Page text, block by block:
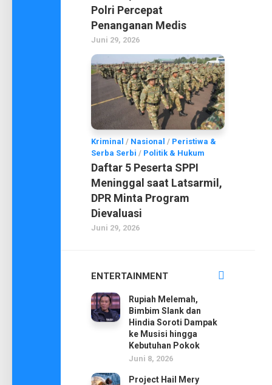
Polri Percepat
Penanganan Medis
Juni 29, 2026
Kriminal / Nasional / Peristiwa &
Serba Serbi / Politik & Hukum
Daftar 5 Peserta SPPI
Meninggal saat Latsarmil,
DPR Minta Program
Dievaluasi
Juni 29, 2026
ENTERTAINMENT
Rupiah Melemah,
Bimbim Slank dan
Hindia Soroti Dampak
ke Musisi hingga
Kebutuhan Pokok
Juni 8, 2026
Project Hail Mery